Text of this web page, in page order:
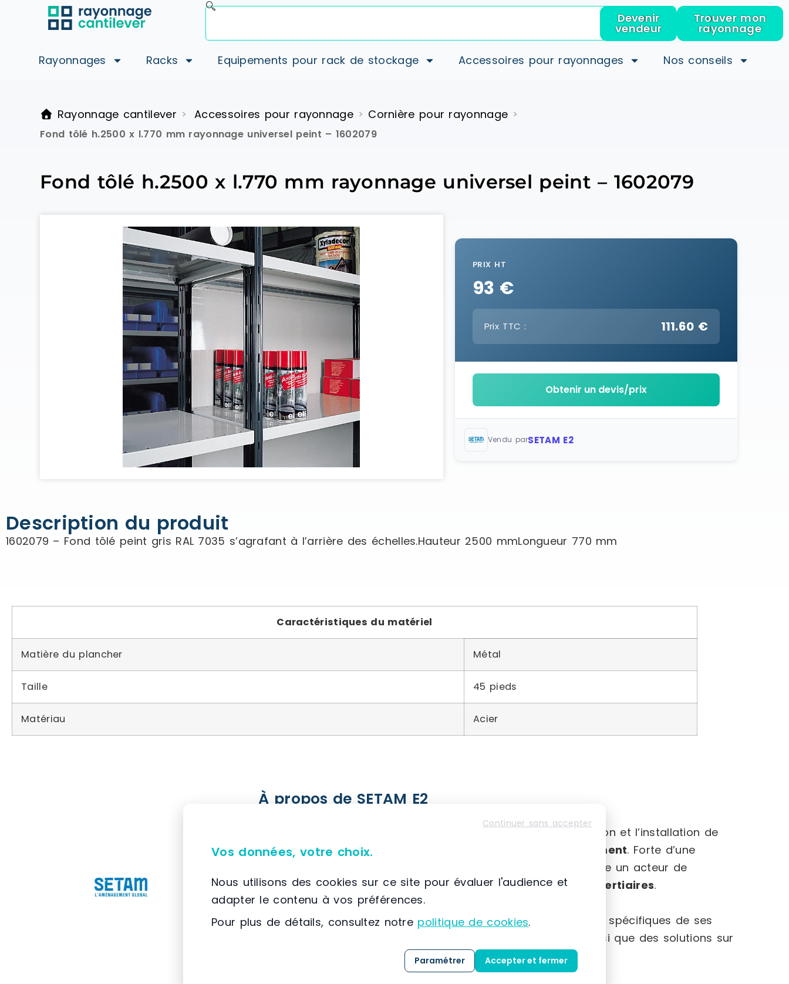
Devenir
vendeur
Trouver mon
rayonnage
Rayonnages Racks Equipements pour rack de stockage Accessoires pour rayonnages Nos conseils
Rayonnage cantilever > Accessoires pour rayonnage > Cornière pour rayonnage >
Fond tôlé h.2500 x l.770 mm rayonnage universel peint – 1602079
Fond tôlé h.2500 x l.770 mm rayonnage universel peint – 1602079
PRIX HT
93 €
Prix TTC : 111.60 €
Obtenir un devis/prix
Vendu parSETAM E2
Description du produit
1602079 – Fond tôlé peint gris RAL 7035 s’agrafant à l’arrière des échelles.Hauteur 2500 mmLongueur 770 mm
Caractéristiques du matériel
Matière du plancher Métal
Taille 45 pieds
Matériau Acier
À propos de SETAM E2
est spécialisée dans la conception, la commercialisation et l’installation de
solutions dédiées au
rangement. Forte d’une
expertise développée depuis 1974, l’entreprise s’impose comme un acteur de
référence dans l’aménagement des espaces industriels et tertiaires.
Grâce à une maîtrise approfondie des métiers et des besoins spécifiques de ses
clients, SETAM propose une gamme complète de produits ainsi que des solutions sur
clé en main .
Continuer sans accepter
Vos données, votre choix.
Nous utilisons des cookies sur ce site pour évaluer l'audience et
adapter le contenu à vos préférences.
Pour plus de détails, consultez notre politique de cookies.
Paramétrer Accepter et fermer